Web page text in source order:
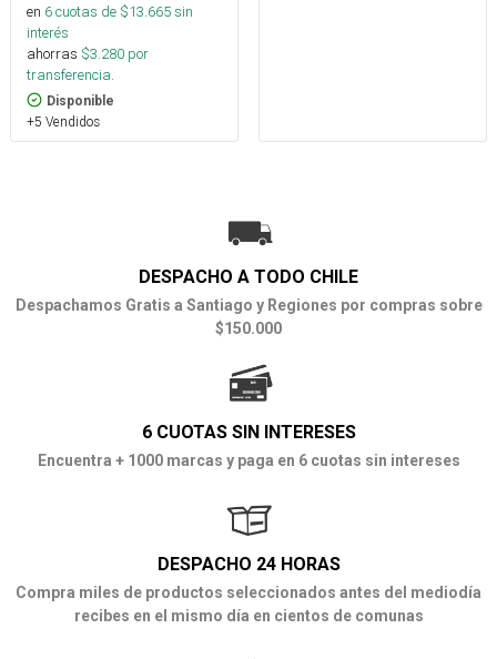
en 6cuotas de $13.665sin
interés
ahorras $3.280 por
transferencia.
Disponible
+5 Vendidos
DESPACHO A TODO CHILE
Despachamos Gratis a Santiago y Regiones por compras sobre
$150.000
6 CUOTAS SIN INTERESES
Encuentra + 1000 marcas y paga en 6 cuotas sin intereses
DESPACHO 24 HORAS
Compra miles de productos seleccionados antes del mediodía
recibes en el mismo día en cientos de comunas